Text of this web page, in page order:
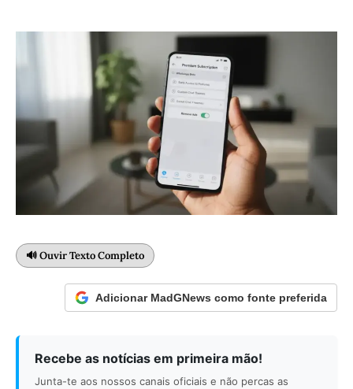
🔊 Ouvir Texto Completo
Adicionar MadGNews como fonte preferida
Recebe as notícias em primeira mão!
Junta-te aos nossos canais oficiais e não percas as